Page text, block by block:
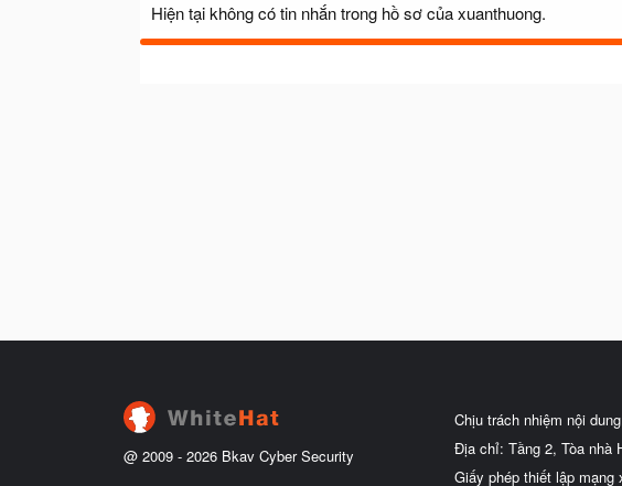
Hiện tại không có tin nhắn trong hồ sơ của xuanthuong.
@ 2009 - 2026 Bkav Cyber Security
Chịu trách nhiệm nội
Địa chỉ: Tầng 2, Tòa nhà
Giấy phép thiết lập mạng